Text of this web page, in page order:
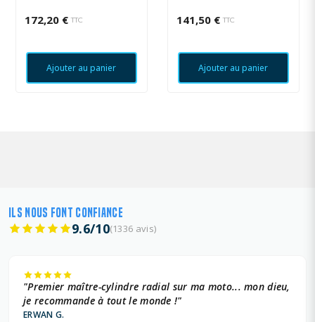
172,20 € TTC
Ajouter au panier
141,50 € TTC
Ajouter au panier
ILS NOUS FONT CONFIANCE
9.6/10(1336 avis)
"Premier maître-cylindre radial sur ma moto... mon dieu,
je recommande à tout le monde !"
ERWAN G.